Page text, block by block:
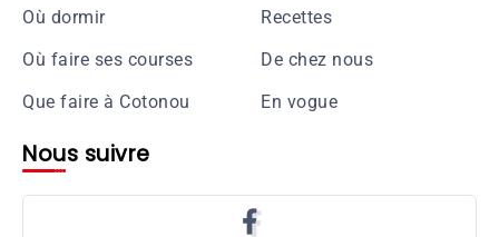
Où dormir
Où faire ses courses
Que faire à Cotonou
Recettes
De chez nous
En vogue
Nous suivre